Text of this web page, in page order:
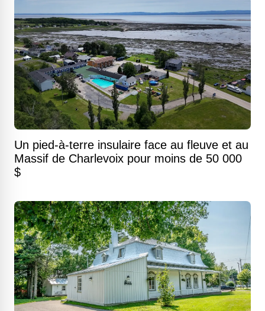
Un pied-à-terre insulaire face au fleuve et au
Massif de Charlevoix pour moins de 50 000
$